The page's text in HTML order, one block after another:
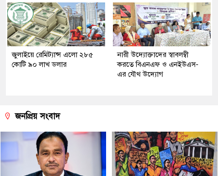
জুলাইয়ে রেমিট্যান্স এলো ২৮৫
কোটি ৯০ লাখ ডলার
নারী উদ্যোক্তাদের স্বাবলম্বী
করতে বিএনএফ ও এনইউএস-
এর যৌথ উদ্যোগ
জনপ্রিয় সংবাদ